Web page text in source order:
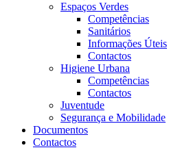
Espaços Verdes
Competências
Sanitários
Informações Úteis
Contactos
Higiene Urbana
Competências
Contactos
Juventude
Segurança e Mobilidade
Documentos
Contactos